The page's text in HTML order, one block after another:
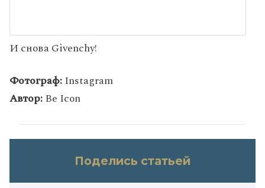
И снова Givenchy!
Фотограф:Instagram
Автор:Be Icon
Поделись статьей